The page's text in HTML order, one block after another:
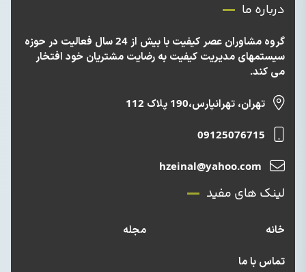
درباره ما
گروه مشاوران عصر کیفیت با بیش از 24 سال فعالیت در حوزه
سیستمهای مدیریت کیفیت به رضایت مشتریان خود افتخار
می کند.
تهران، تهرانپارس،190 پلاک 112
09125076715
hzeinal@yahoo.com
لینک های مفید
خانه مجله
تماس با ما